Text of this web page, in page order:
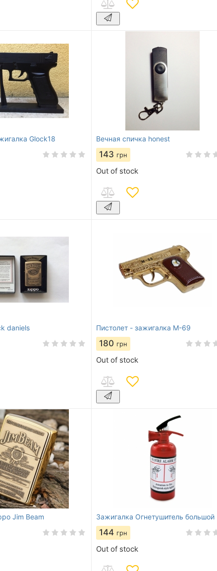
Glock18 Вечная спичка honest
143 грн
Out of stock
daniels Пистолет - зажигалка М-69
180 грн
Out of stock
Jim Beam Зажигалка Огнетушитель большой
144 грн
Out of stock